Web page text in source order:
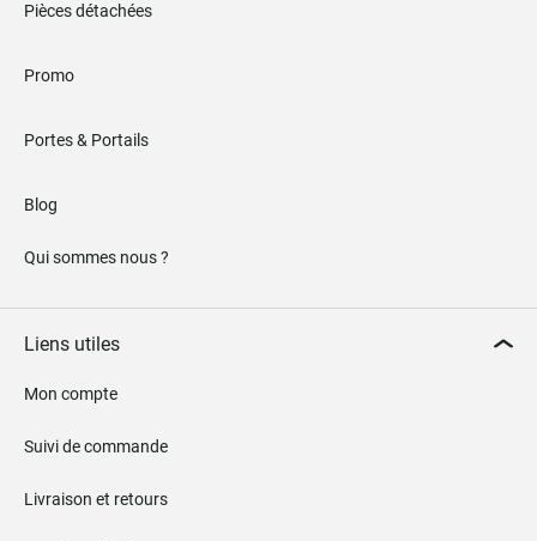
Pièces détachées
Promo
Portes & Portails
Blog
Qui sommes nous ?
Liens utiles
Mon compte
Suivi de commande
Livraison et retours